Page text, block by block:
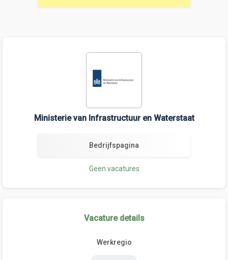
Ministerie van Infrastructuur en Waterstaat
Bedrijfspagina
Geen vacatures
Vacature details
Werkregio